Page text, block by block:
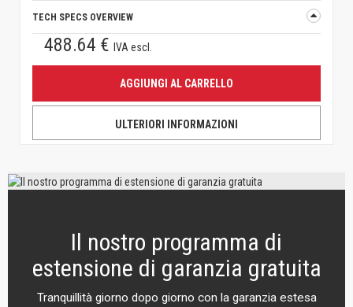
TECH SPECS OVERVIEW
488.64 € IVA escl.
AGGIUNGI AL CARRELLO
ULTERIORI INFORMAZIONI
Il nostro programma di
estensione di garanzia gratuita
Tranquillità giorno dopo giorno con la garanzia estesa